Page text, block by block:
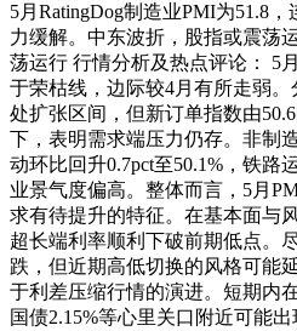
5月RatingDog制造业PMI为51.8
力缓解。中东波折，股指或震荡
荡运行 行情分析及热点评论： 5
于荣枯线，边际较4月有所走弱
处扩张区间，但新订单指数由
下，表明需求端压力仍存。非制
动环比回升0.7pct至50.1%，铁路
业景气度偏高。整体而言，5月
求有待提升的特征。在基本面与
超长端利率顺利下破前期低点。
跌，但近期高低切换的风格可能
于利差压缩行情的演进。短期内
国债2.15%等心里关口附近可能